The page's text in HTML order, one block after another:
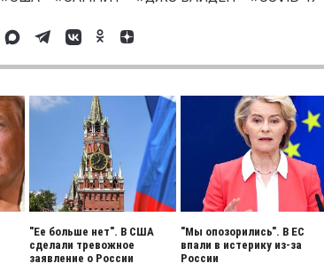
"Ее больше нет". В США
сделали тревожное
заявление о России
"Мы опозорились". В ЕС
впали в истерику из-за
России